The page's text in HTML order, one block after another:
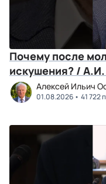
Почему после
искушения? /
Алексей Ильич
01.08.2026 41 722